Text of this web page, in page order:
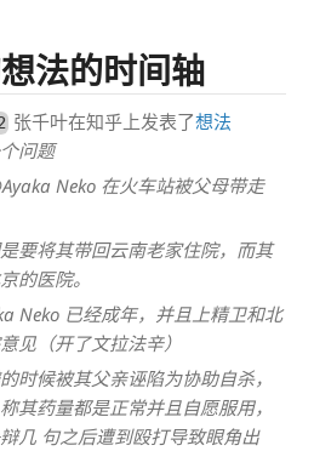
法的时间轴
张千叶在知乎上发表了想法
问题
Neko 在火车站被父母带走
要将其带回云南老家住院，而其
的医院。
Neko 已经成年，并且上精卫和北
见（开了文拉法辛）
时候被其父亲诬陷为协助自杀，
其药量都是正常并且自愿服用，
几 句之后遭到殴打导致眼角出